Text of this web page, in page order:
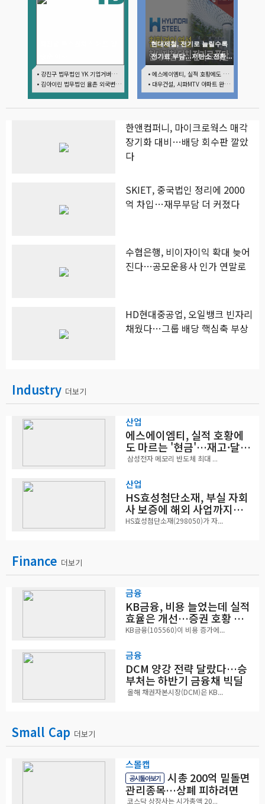
• 강진구 법무법인 YK 기업거버넌스센터 센터장
• 김아이린 법무법인 율촌 외국변호사
현대제철, 전기로 늘릴수록
전기료 부담…저탄소 전환의
• 에스에이엠티, 실적 호황에도 마르는 '현금'…재고·달러빚 부담 확대
• 대우건설, 시화MTV 아파트 완판에도 손실…공사비 회수 난항
한앤컴퍼니, 마이크로웍스 매각
장기화 대비…배당 회수판 깔았
다
SKIET, 중국법인 정리에 2000
억 차입…재무부담 더 커졌다
수협은행, 비이자이익 확대 늦어
진다…공모운용사 인가 연말로
HD현대중공업, 오일뱅크 빈자리
채웠다…그룹 배당 핵심축 부상
Industry 더보기
산업
에스에이엠티, 실적 호황에
도 마르는 '현금'…재고·달
러빚 부담 확대
삼성전자 메모리 반도체 최대 ...
산업
HS효성첨단소재, 부실 자회
사 보증에 해외 사업까지…
부담 '가중'
HS효성첨단소재(298050)가 자...
Finance 더보기
금융
KB금융, 비용 늘었는데 실적
효율은 개선…증권 호황 효
과
KB금융(105560)이 비용 증가에...
금융
DCM 양강 전략 달랐다…승
부처는 하반기 금융채 빅딜
올해 채권자본시장(DCM)은 KB...
Small Cap 더보기
스몰캡
공시톺아보기 시총 200억 밑돌면
관리종목…상폐 피하려면
코스닥 상장사는 시가총액 20...